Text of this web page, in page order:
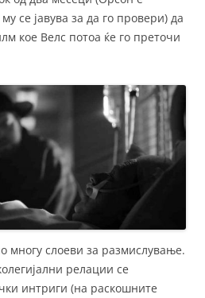
се јавува за да го провери) да
кое Велс потоа ќе го преточи
многу слоеви за размислување.
релации се
интриги (на раскошните